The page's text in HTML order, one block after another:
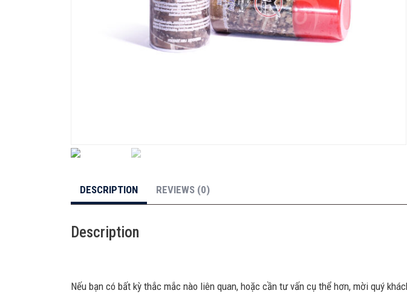
DESCRIPTION REVIEWS (0)
Description
Nếu bạn có bất kỳ thắc mắc nào liên quan, hoặc cần tư vấn cụ thể hơn, mời quý